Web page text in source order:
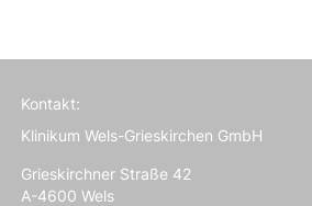
Kontakt:
Klinikum Wels-Grieskirchen GmbH
Grieskirchner Straße 42
A-4600 Wels